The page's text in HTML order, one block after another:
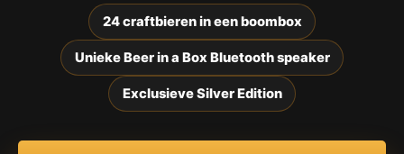
24 craftbieren in een boombox
Unieke Beer in a Box Bluetooth speaker
Exclusieve Silver Edition